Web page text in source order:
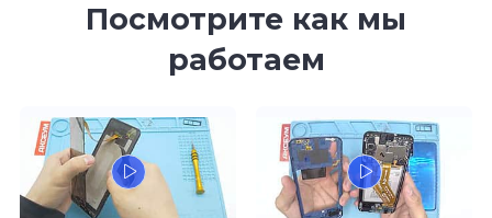
Посмотрите как мы
работаем